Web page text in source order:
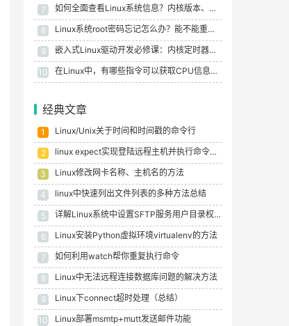
7 如何全面查看Linux系统信息？内核版本、发行版、硬件配置一网打尽
8 Linux系统root密码忘记怎么办？能不能重置或者破解？
9 嵌入式Linux驱动开发必修课：内核定时器原理、API详解与LED闪烁项目实战
10 在Linux中，有哪些指令可以获取CPU信息？记住这些关键指令！
经典文章
1 Linux/Unix关于时间和时间戳的命令行
2 linux expect实现登陆远程主机并执行命令示例代码
3 Linux修改网卡名称、主机名的方法
4 linux中快速列出文件列表的多种方法总结
5 详解Linux系统中设置SFTP服务用户目录权限的方法
6 Linux安装Python虚拟环境virtualenv的方法
7 如何利用watch帮你重复执行命令
8 Linux中无法远程连接数据库问题的解决方法
9 Linux下connect超时处理（总结）
10 Linux部署msmtp+mutt发送邮件功能